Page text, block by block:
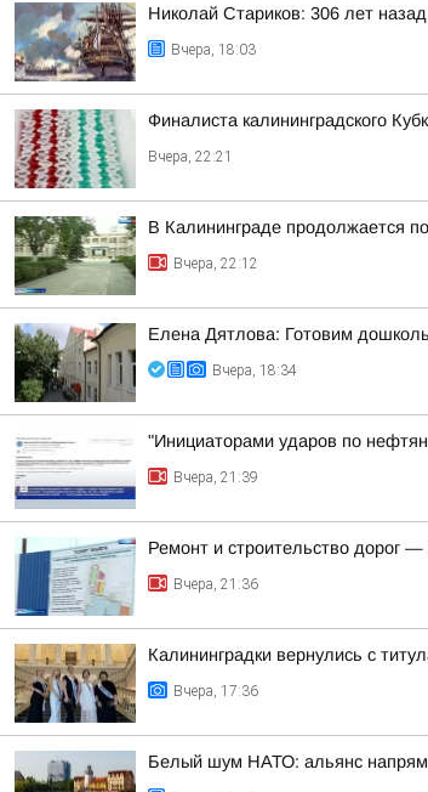
Николай Стариков: 306 лет
Вчера, 18:03
Финалиста калининградского
Вчера, 22:21
В Калининграде продолжается
Вчера, 22:12
Елена Дятлова: Готовим
Вчера, 18:34
"Инициаторами ударов по
Вчера, 21:39
Ремонт и строительство дорог
Вчера, 21:36
Калининградки вернулись с
Вчера, 17:36
Белый шум НАТО: альянс